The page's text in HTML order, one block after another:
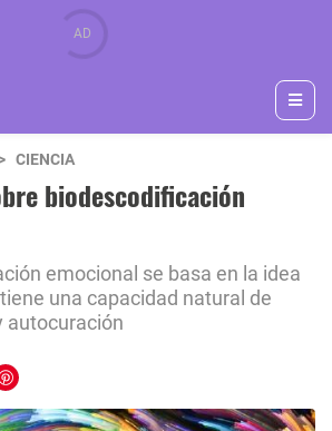
CIENCIA
biodescodificación
emocional se basa en la idea
una capacidad natural de
autocuración